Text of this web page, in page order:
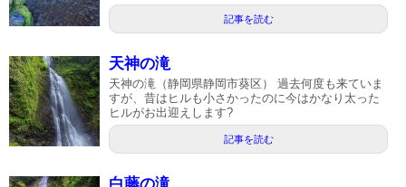
記事を読む
天神の滝
天神の滝（静岡県静岡市葵区） 過去何度も来ていま
すが、昔はヒルも小さかったのに今はかなり太った
ヒルがお出迎えします?
記事を読む